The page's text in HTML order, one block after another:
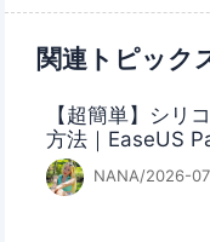
関連トピック
【超簡単】シリ
方法｜EaseUS
NANA/2026-